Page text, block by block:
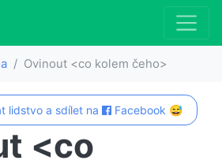
Ovinout <co kolem čeho>
lidstvo a sdílet na Facebook 😅
<co